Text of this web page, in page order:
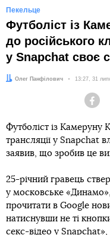
Пекельце
Футболіст із
до російського
у Snapchat своє
Автор:
Олег Панфілович Дата:
13:27, 31
Футболіст із Камеруну
трансляції у Snapchat
заявив, що зробив це
25-річний гравець
у московське
прочитати в Google
натиснувши не ті
секс-відео у